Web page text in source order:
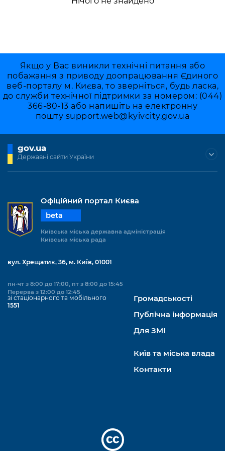
Якщо у Вас виникли технічні питання або
побажання з приводу доопрацювання Єдиного
веб-порталу м. Києва, то зверніться, будь ласка,
до служби технічної підтримки за номером: (044)
366-80-13 або напишіть на електронну
пошту support.web@kyivcity.gov.ua
gov.ua
Державні сайти України
Офіційний портал Києва
beta
Київська міська державна адміністрація
Київська міська рада
вул. Хрещатик, 36, м. Київ, 01001
пн-чт з 8:00 до 17:00, пт з 8:00 до 15:45
Перерва з 12:00 до 12:45
зі стаціонарного та мобільного
1551
Громадськості
Публічна інформація
Для ЗМІ
Київ та міська влада
Контакти